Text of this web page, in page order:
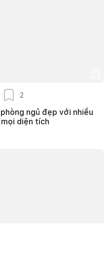
2
ngủ đẹp với nhiều
diện tích